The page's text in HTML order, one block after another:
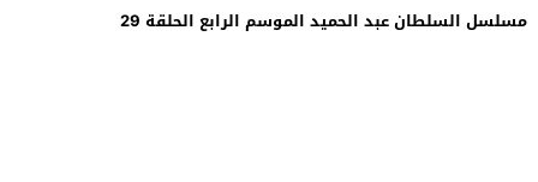
مسلسل السلطان عبد الحميد الموسم الرابع الحلقة 29